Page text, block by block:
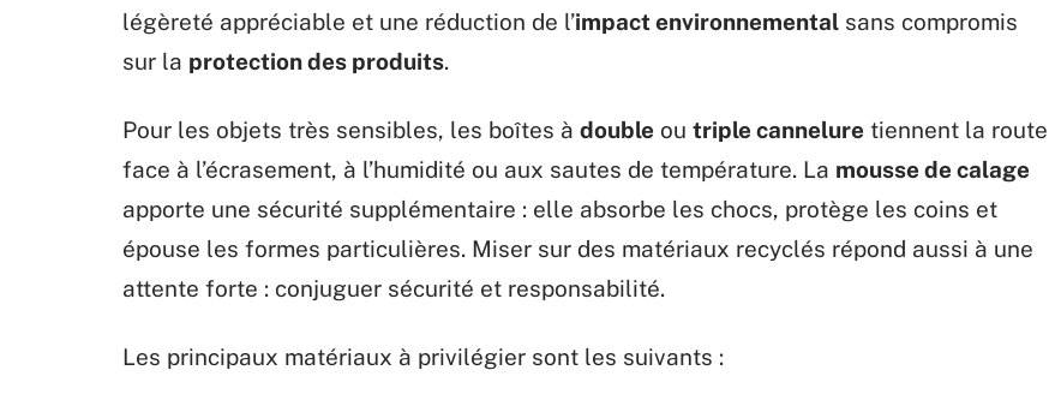
légèreté appréciable et une réduction de l’impact environnemental sans compromis
sur la protection des produits.
Pour les objets très sensibles, les boîtes à double ou triple cannelure tiennent la route
face à l’écrasement, à l’humidité ou aux sautes de température. La mousse de calage
apporte une sécurité supplémentaire : elle absorbe les chocs, protège les coins et
épouse les formes particulières. Miser sur des matériaux recyclés répond aussi à une
attente forte : conjuguer sécurité et responsabilité.
Les principaux matériaux à privilégier sont les suivants :